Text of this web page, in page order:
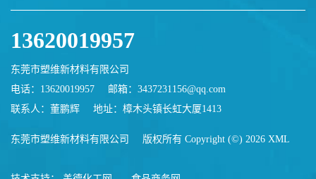
13620019957
东莞市塑维新材料有限公司
电话：13620019957
邮箱： 3437231156@qq.com
联系人：董鹏辉
地址：樟木头镇长虹大厦1413
东莞市塑维新材料有限公司 版权所有 Copyright (©) 2026 XML